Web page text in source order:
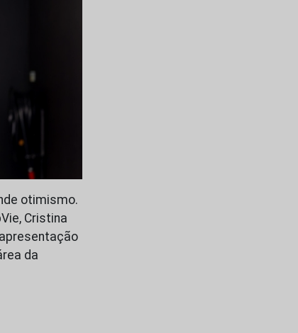
otimismo.
Cristina
da